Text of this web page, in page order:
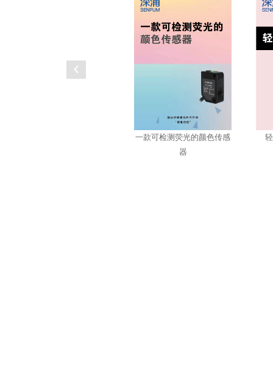
一款可检测荧光的颜色传感
器